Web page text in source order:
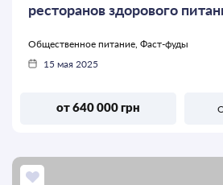
ресторанов здорового
Общественное питание, Фаст-фуды
15 мая 2025
от 640 000 грн